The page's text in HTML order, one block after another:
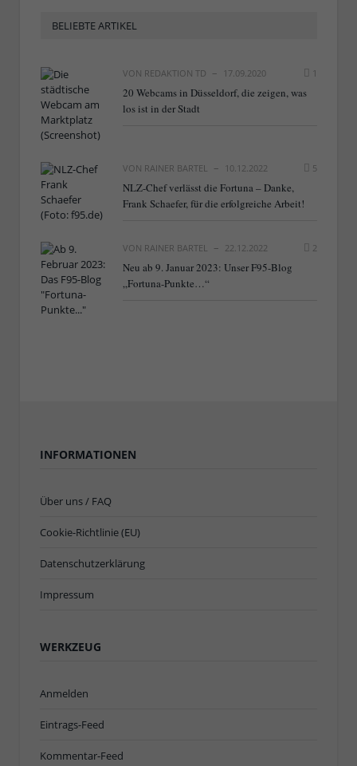
BELIEBTE ARTIKEL
VON REDAKTION TD 17.09.2020 1
20 Webcams in Düsseldorf, die zeigen, was
los ist in der Stadt
VON RAINER BARTEL 10.12.2022 5
NLZ-Chef verlässt die Fortuna – Danke,
Frank Schaefer, für die erfolgreiche Arbeit!
VON RAINER BARTEL 22.12.2022 2
Neu ab 9. Januar 2023: Unser F95-Blog
„Fortuna-Punkte…“
INFORMATIONEN
Über uns / FAQ
Cookie-Richtlinie (EU)
Datenschutzerklärung
Impressum
WERKZEUG
Anmelden
Eintrags-Feed
Kommentar-Feed